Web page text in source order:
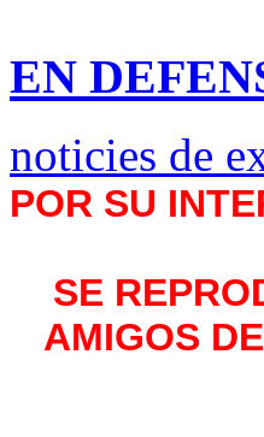
EN
noticies de
POR SU
SE
AMIGOS